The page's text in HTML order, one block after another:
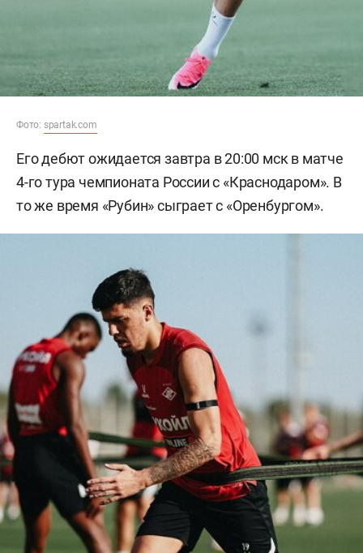
Фото: spartak.com
Его дебют ожидается завтра в 20:00 мск в матче
4-го тура чемпионата России с «Краснодаром». В
то же время «Рубин» сыграет с «Оренбургом».